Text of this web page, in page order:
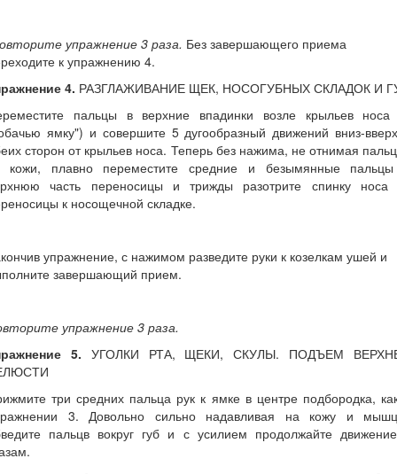
упражнение 3 раза. Без завершающего приема
к упражнению 4.
4. РАЗГЛАЖИВАНИЕ ЩЕК, НОСОГУБНЫХ СКЛАДОК И
пальцы в верхние впадинки возле крыльев
ямку") и совершите 5 дугообразный движений вниз-
сторон от крыльев носа. Теперь без нажима, не отнимая
кожи, плавно переместите средние и безымянные
часть переносицы и трижды разотрите спинку носа
к носощечной складке.
упражнение, с нажимом разведите руки к козелкам ушей и
завершающий прием.
упражнение 3 раза.
5. УГОЛКИ РТА, ЩЕКИ, СКУЛЫ. ПОДЪЕМ
три средних пальца рук к ямке в центре подбородка,
3. Довольно сильно надавливая на кожу и
пальцв вокруг губ и с усилием продолжайте